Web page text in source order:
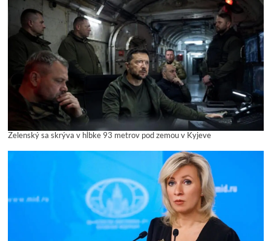
Zelenský sa skrýva v hĺbke 93 metrov pod zemou v Kyjeve